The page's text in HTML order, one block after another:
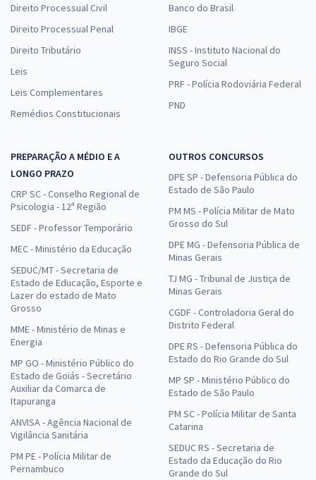
Direito Processual Civil
Direito Processual Penal
Direito Tributário
Leis
Leis Complementares
Remédios Constitucionais
Banco do Brasil
IBGE
INSS - Instituto Nacional do
Seguro Social
PRF - Polícia Rodoviária Federal
PND
PREPARAÇÃO A MÉDIO E A
LONGO PRAZO
CRP SC - Conselho Regional de
Psicologia - 12ª Região
SEDF - Professor Temporário
MEC - Ministério da Educação
SEDUC/MT - Secretaria de
Estado de Educação, Esporte e
Lazer do estado de Mato
Grosso
MME - Ministério de Minas e
Energia
MP GO - Ministério Público do
Estado de Goiás - Secretário
Auxiliar da Comarca de
Itapuranga
ANVISA - Agência Nacional de
Vigilância Sanitária
PM PE - Polícia Militar de
Pernambuco
OUTROS CONCURSOS
DPE SP - Defensoria Pública do
Estado de São Paulo
PM MS - Polícia Militar de Mato
Grosso do Sul
DPE MG - Defensoria Pública de
Minas Gerais
TJ MG - Tribunal de Justiça de
Minas Gerais
CGDF - Controladoria Geral do
Distrito Federal
DPE RS - Defensoria Pública do
Estado do Rio Grande do Sul
MP SP - Ministério Público do
Estado de São Paulo
PM SC - Polícia Militar de Santa
Catarina
SEDUC RS - Secretaria de
Estado da Educação do Rio
Grande do Sul